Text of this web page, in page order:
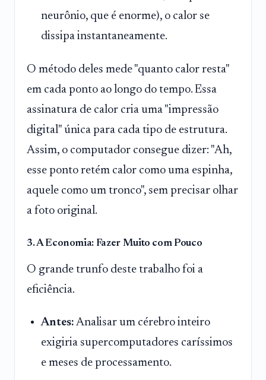
neurônio, que é enorme), o calor se
dissipa instantaneamente.
O método deles mede "quanto calor resta"
em cada ponto ao longo do tempo. Essa
assinatura de calor cria uma "impressão
digital" única para cada tipo de estrutura.
Assim, o computador consegue dizer: "Ah,
esse ponto retém calor como uma espinha,
aquele como um tronco", sem precisar olhar
a foto original.
3. A Economia: Fazer Muito com Pouco
O grande trunfo deste trabalho foi a
eficiência.
Antes: Analisar um cérebro inteiro
exigiria supercomputadores caríssimos
e meses de processamento.